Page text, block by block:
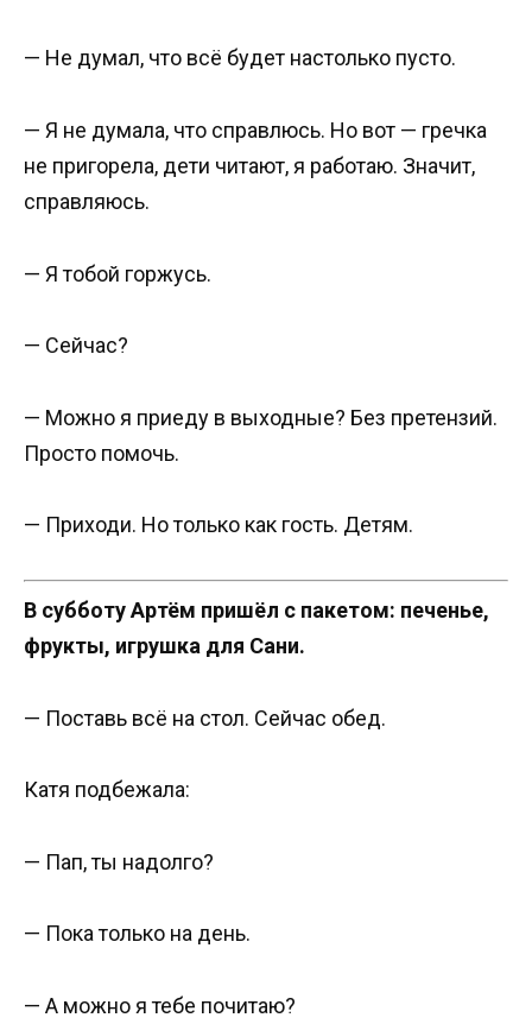
— Не думал, что всё будет настолько пусто.
— Я не думала, что справлюсь. Но вот — гречка
не пригорела, дети читают, я работаю. Значит,
справляюсь.
— Я тобой горжусь.
— Сейчас?
— Можно я приеду в выходные? Без претензий.
Просто помочь.
— Приходи. Но только как гость. Детям.
В субботу Артём пришёл с пакетом: печенье,
фрукты, игрушка для Сани.
— Поставь всё на стол. Сейчас обед.
Катя подбежала:
— Пап, ты надолго?
— Пока только на день.
— А можно я тебе почитаю?